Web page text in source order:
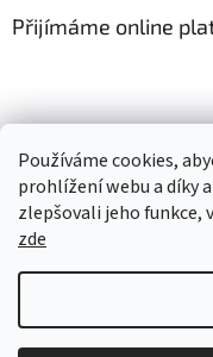
Používáme cookies,
prohlížení webu a díky
zlepšovali jeho funkce,
zde
Přijímáme online